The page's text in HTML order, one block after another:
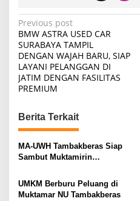
P
o
s
t
n
a
v
i
g
a
t
Previous post
BMW ASTRA USED CAR
SURABAYA TAMPIL
DENGAN WAJAH BARU, SIAP
LAYANI PELANGGAN DI
JATIM DENGAN FASILITAS
PREMIUM
Berita Terkait
MA-UWH Tambakberas Siap
Sambut Muktamirin
UMKM Berburu Peluang di
Muktamar NU Tambakberas